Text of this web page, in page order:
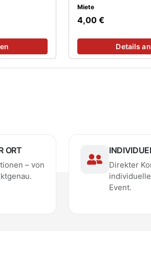
Miete
4,00 €
Details
ORT
– von
Direkter
Event.